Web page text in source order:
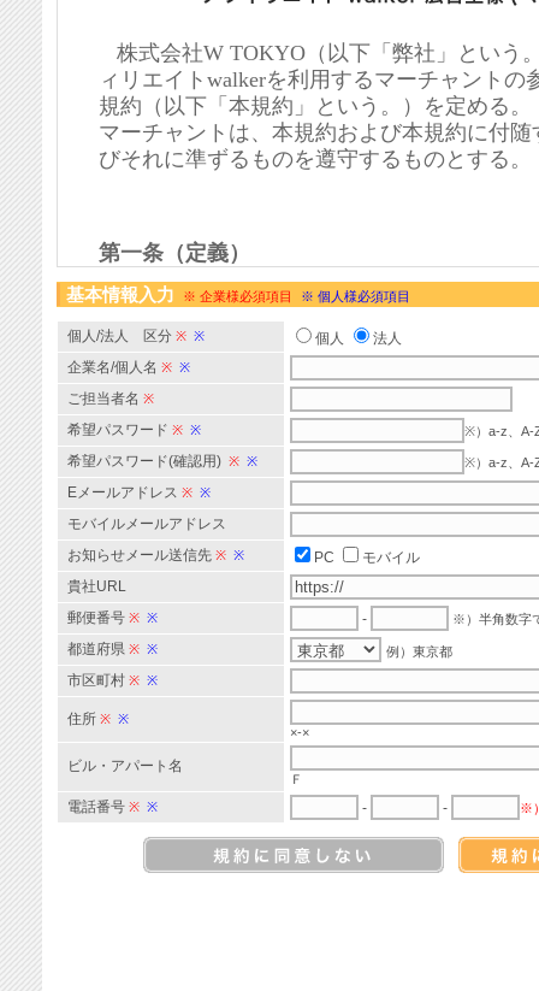
基本情報入力 ※ 企業様必須項目 ※ 個人様必須項目
個人/法人 区分 ※ ※ 個人
法人
企業名/個人名 ※ ※
ご担当者名 ※
希望パスワード ※ ※ ※）a-z、A-
希望パスワード(確認用) ※ ※ ※）a-z、A-
Eメールアドレス ※ ※
モバイルメールアドレス
お知らせメール送信先 ※ ※ PC
モバイル
貴社URL
郵便番号 ※ ※ - ※）半角数字
都道府県 ※ ※ 例）東京都
市区町村 ※ ※
住所 ※ ※
×-×
ビル・アパート名
Ｆ
電話番号 ※ ※ - - ※